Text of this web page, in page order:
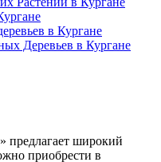
в Кургане
Деревьев в Кургане
предлагает широкий
приобрести в